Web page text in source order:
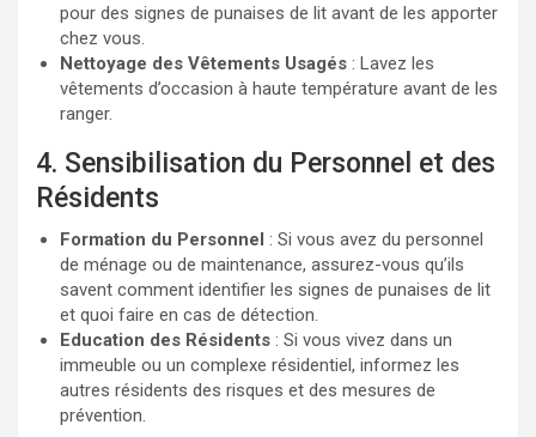
pour des signes de punaises de lit avant de les apporter
chez vous.
Nettoyage des Vêtements Usagés : Lavez les
vêtements d’occasion à haute température avant de les
ranger.
4. Sensibilisation du Personnel et des
Résidents
Formation du Personnel : Si vous avez du personnel
de ménage ou de maintenance, assurez-vous qu’ils
savent comment identifier les signes de punaises de lit
et quoi faire en cas de détection.
Education des Résidents : Si vous vivez dans un
immeuble ou un complexe résidentiel, informez les
autres résidents des risques et des mesures de
prévention.